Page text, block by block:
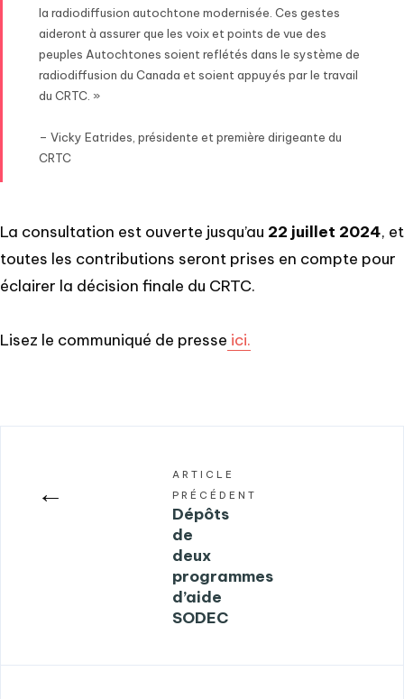
la radiodiffusion autochtone modernisée. Ces gestes
aideront à assurer que les voix et points de vue des
peuples Autochtones soient reflétés dans le système de
radiodiffusion du Canada et soient appuyés par le travail
du CRTC. »
– Vicky Eatrides, présidente et première dirigeante du
CRTC
La consultation est ouverte jusqu’au 22 juillet 2024, et
toutes les contributions seront prises en compte pour
éclairer la décision finale du CRTC.
Lisez le communiqué de presse ici.
←
ARTICLE
PRÉCÉDENT
Dépôts
de
deux
programmes
d’aide
SODEC